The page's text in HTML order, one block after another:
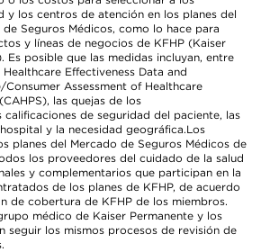
y los centros de atención en los planes del
Seguros Médicos, como lo hace para
y líneas de negocios de KFHP (Kaiser
Es posible que las medidas incluyan, entre
Effectiveness Data and
Assessment of Healthcare
las quejas de los
calificaciones de seguridad del paciente, las
y la necesidad geográfica.Los
planes del Mercado de Seguros Médicos de
los proveedores del cuidado de la salud
y complementarios que participan en la
de los planes de KFHP, de acuerdo
de cobertura de KFHP de los miembros.
médico de Kaiser Permanente y los
seguir los mismos procesos de revisión de